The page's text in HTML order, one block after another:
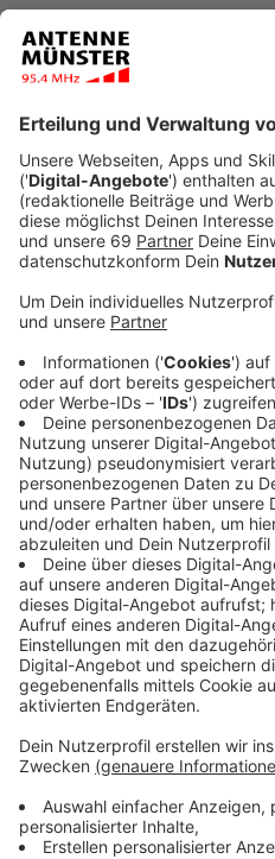
der Zentrale der
teilt das Unternehmen mit.
Baustelle stillgelegen. Im
dann grünes Licht für das
anschließend hat die
des Flächennutzugsplans
drei Monate nach dem
zum Bebauungsplan kann
Bauarbeiten
läuft, soll der Hafenmarkt
kommenden Jahres fertig
Anzeige
Mega-Projekt am
Anzeige
Neben den
Flächen für Wohnungen,
Wegeverbindungen in
Stroetmann-Mitteilung in
Zentrum auch eine